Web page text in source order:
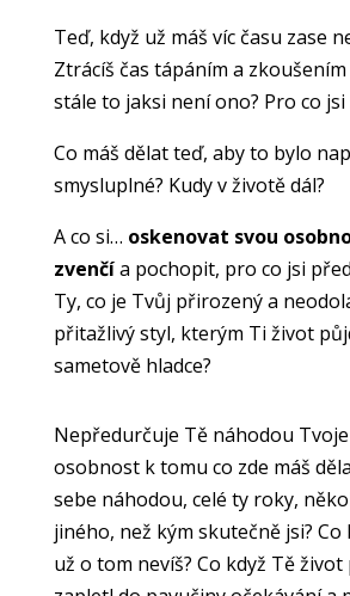
Teď, když už máš víc času zase
Ztrácíš čas tápáním a
stále to jaksi není ono? Pro co
Co máš dělat teď, aby to bylo
smysluplné? Kudy v životě dál?
A co si… oskenovat svou
zvenčía pochopit, pro co jsi
Ty, co je Tvůj přirozený a
přitažlivý styl, kterým Ti život
sametově hladce?
Nepředurčuje Tě náhodou
osobnost k tomu co zde máš
sebe náhodou, celé ty roky,
jiného, než kým skutečně jsi? Co
už o tom nevíš? Co když Tě